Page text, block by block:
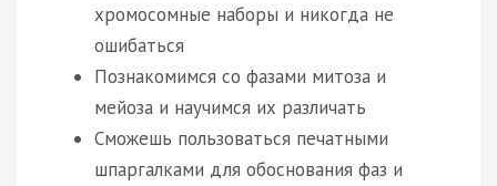
хромосомные наборы и никогда не
ошибаться
Познакомимся со фазами митоза и
мейоза и научимся их различать
Сможешь пользоваться печатными
шпаргалками для обоснования фаз и